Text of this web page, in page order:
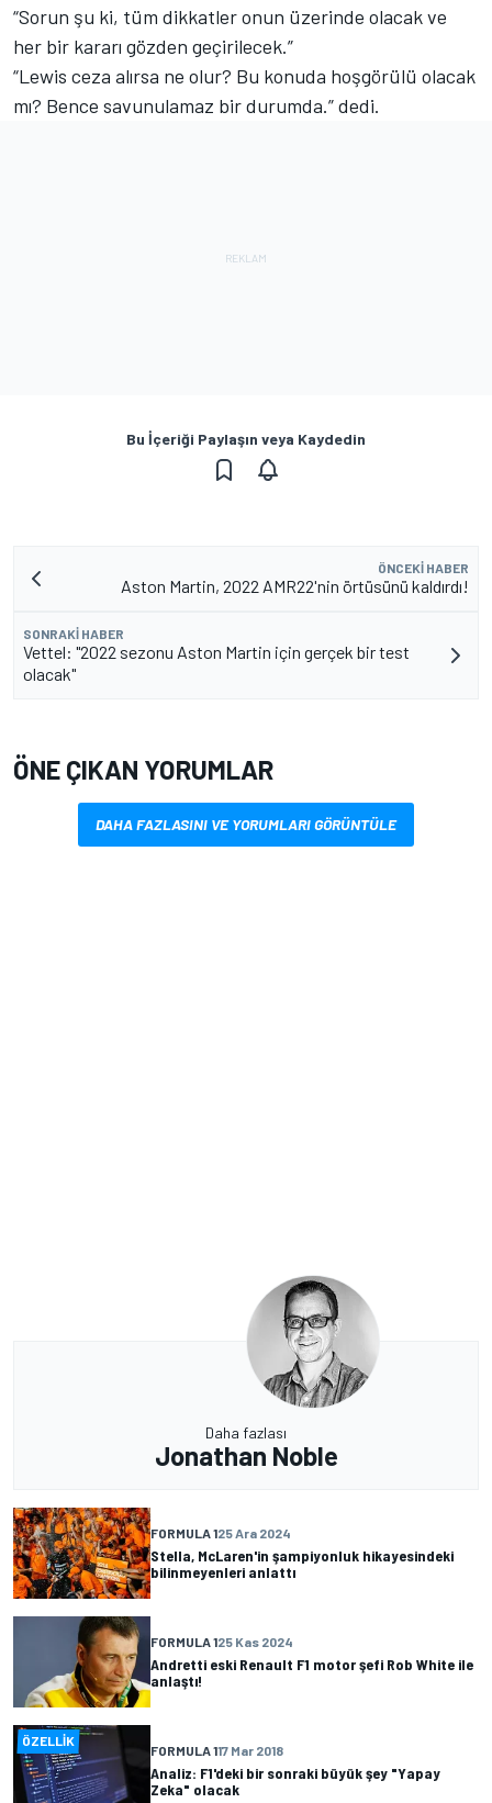
“Sorun şu ki, tüm dikkatler onun üzerinde olacak ve
her bir kararı gözden geçirilecek.”
“Lewis ceza alırsa ne olur? Bu konuda hoşgörülü olacak
mı? Bence savunulamaz bir durumda.” dedi.
Bu İçeriği Paylaşın veya Kaydedin
ÖNCEKI HABER
Aston Martin, 2022 AMR22'nin örtüsünü kaldırdı!
SONRAKI HABER
Vettel: "2022 sezonu Aston Martin için gerçek bir test
olacak"
ÖNE ÇIKAN YORUMLAR
DAHA FAZLASINI VE YORUMLARI GÖRÜNTÜLE
Daha fazlası
Jonathan Noble
FORMULA 125 Ara 2024
Stella, McLaren'in şampiyonluk hikayesindeki
bilinmeyenleri anlattı
FORMULA 125 Kas 2024
Andretti eski Renault F1 motor şefi Rob White ile
anlaştı!
ÖZELLIK
FORMULA 117 Mar 2018
Analiz: F1'deki bir sonraki büyük şey "Yapay
Zeka" olacak